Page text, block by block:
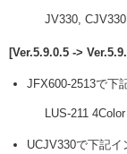
JV330,
[Ver.5.9.0.5 ->
JFX600-2513で下
LUS-211
UCJV330で下記イ